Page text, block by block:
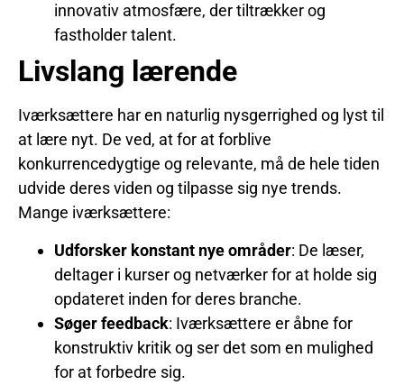
innovativ atmosfære, der tiltrækker og
fastholder talent.
Livslang lærende
Iværksættere har en naturlig nysgerrighed og lyst til
at lære nyt. De ved, at for at forblive
konkurrencedygtige og relevante, må de hele tiden
udvide deres viden og tilpasse sig nye trends.
Mange iværksættere:
Udforsker konstant nye områder: De læser,
deltager i kurser og netværker for at holde sig
opdateret inden for deres branche.
Søger feedback: Iværksættere er åbne for
konstruktiv kritik og ser det som en mulighed
for at forbedre sig.